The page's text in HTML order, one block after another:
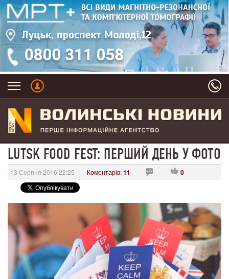
LUTSK FOOD FEST: ПЕРШИЙ ДЕНЬ У ФОТО
13 Серпня 2016 22:25 Коментарів:11 0